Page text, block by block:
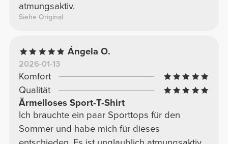
atmungsaktiv.
Siehe Original
Ángela O.
2026-01-13
Komfort
Qualität
Ärmelloses Sport-T-Shirt
Ich brauchte ein paar Sporttops für den
Sommer und habe mich für dieses